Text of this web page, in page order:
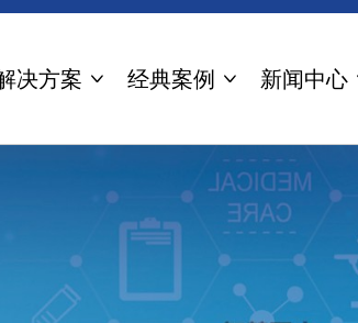
决方案 经典案例 新闻中心